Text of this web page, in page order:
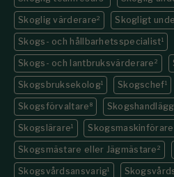
Skoglig värderare2 Skogligt
Skogs- och hållbarhetsspecialist1
Skogs- och lantbruksvärderare 2
Skogsbruksekolog1 Skogschef1
Skogsförvaltare 8
Skogslärare1 Skogsmaskinförare
Skogsmästare eller Jägmästare 2
Skogsvårdsansvarig1